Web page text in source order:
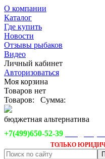
О компании
Каталог
Где купить
Новости
Отзывы рыбаков
Видео
Личный кабинет
Авторизоваться
Моя корзина
Товаров нет
Товаров:
Сумма:
бюджетная альтернатива
+7(499)650-52-39
ТОЛЬКО